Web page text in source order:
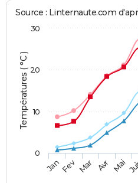
Températures ( °C )
Source : Linternaute.com
JanFev Mar Avr Mai
0
10
20
30